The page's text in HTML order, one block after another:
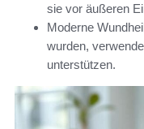
sie vor äußeren
Moderne
wurden,
unterstützen.